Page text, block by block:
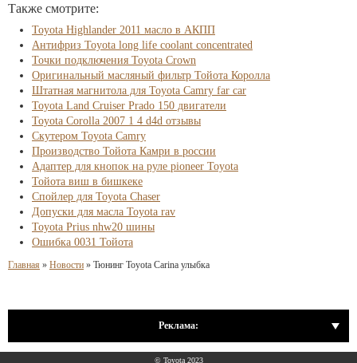
Также смотрите:
Toyota Highlander 2011 масло в АКПП
Антифриз Toyota long life coolant concentrated
Точки подключения Toyota Crown
Оригинальный масляный фильтр Тойота Королла
Штатная магнитола для Toyota Camry far car
Toyota Land Cruiser Prado 150 двигатели
Toyota Corolla 2007 1 4 d4d отзывы
Скутером Toyota Camry
Производство Тойота Камри в россии
Адаптер для кнопок на руле pioneer Toyota
Тойота виш в бишкеке
Спойлер для Toyota Chaser
Допуски для масла Toyota rav
Toyota Prius nhw20 шины
Ошибка 0031 Тойота
Главная » Новости » Тюнинг Toyota Carina улыбка
Реклама:
© Toyota 2023